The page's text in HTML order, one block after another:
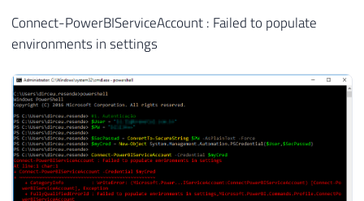
Connect-PowerBIServiceAccount : Failed to populate
environments in settings